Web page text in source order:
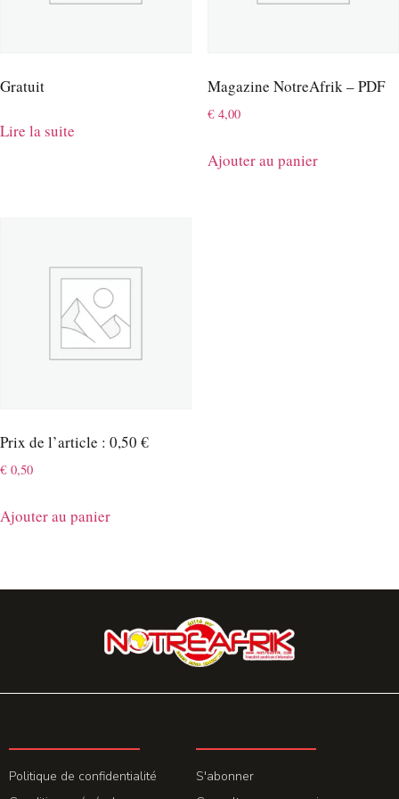
Gratuit
Lire la suite
Magazine NotreAfrik – PDF
€4,00
Ajouter au panier
Prix de l’article : 0,50 €
€0,50
Ajouter au panier
Politique de confidentialité
S'abonner